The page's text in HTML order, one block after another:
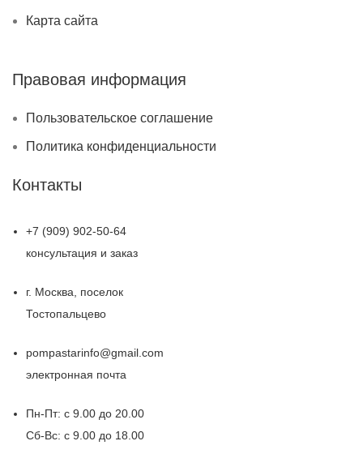
Карта сайта
Правовая информация
Пользовательское соглашение
Политика конфиденциальности
Контакты
+7 (909) 902-50-64
консультация и заказ
г. Москва, поселок
Тостопальцево
pompastarinfo@gmail.com
электронная почта
Пн-Пт: с 9.00 до 20.00
Сб-Вс: с 9.00 до 18.00